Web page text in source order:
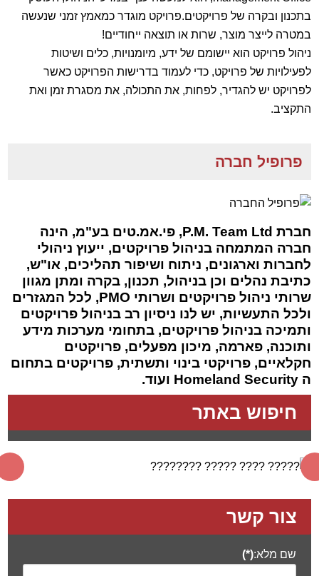
בתכנון ובקרה של פרויקטים.פרויקט מוגדר כמאמץ זמני שנעשה
במטרה לייצר מוצר, שרות או תוצאה ייחודיים!
ניהול פרויקט הוא יישומם של ידע, מיומנויות, כלים ושיטות
לפעילויות של פרויקט, כדי לעמוד בדרישות הפרויקט כאשר
לפרויקט יש להגדיר, לפחות, את התכולה, את מסגרת זמן ואת
התקציב.
פרופיל חברה
חברת P.M. Team Ltd
, פי.אמ.טים בע"מ, הינה
חברה המתמחה בניהול פרויקטים, ייעוץ ניהולי
לחברות וארגונים, ניתוח ושיפור תהליכים, או"ש,
כתיבת נהלים וכן בניהול, תכנון, בקרה ומתן מגוון
שרותי ניהול פרויקטים ושרותי PMO, לכל המגזרים
ולכל התעשיות, יש לנו ניסיון רב בניהול פרויקטים
ותמיכה בניהול פרויקטים, בתחומי מערכות מידע
ותוכנה, פארמה, מיכון מפעלים, פרויקטים
חקלאיים, פרויקטי בינוי ותשתית, פרויקטים בתחום
ה Homeland Security ועוד.
חיפוש באתר
צור קשר
שם מלא:(*)